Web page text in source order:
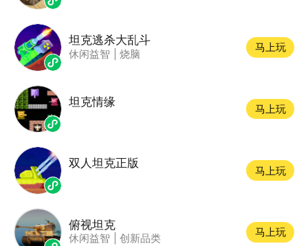
坦克逃杀大乱斗
休闲益智 烧脑
马上玩
坦克情缘
马上玩
双人坦克正版
马上玩
俯视坦克
休闲益智 创新品类
马上玩